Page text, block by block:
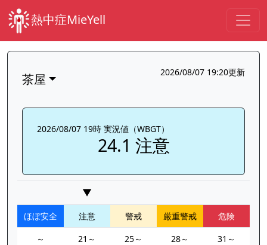
熱中症MieYell
茶屋 2026/08/07 19:20更新
2026/08/07 19時 実況値（WBGT）
24.1 注意
▼
ほぼ安全 注意 警戒 厳重警戒
危険
～
21～ 25～ 28～
31～